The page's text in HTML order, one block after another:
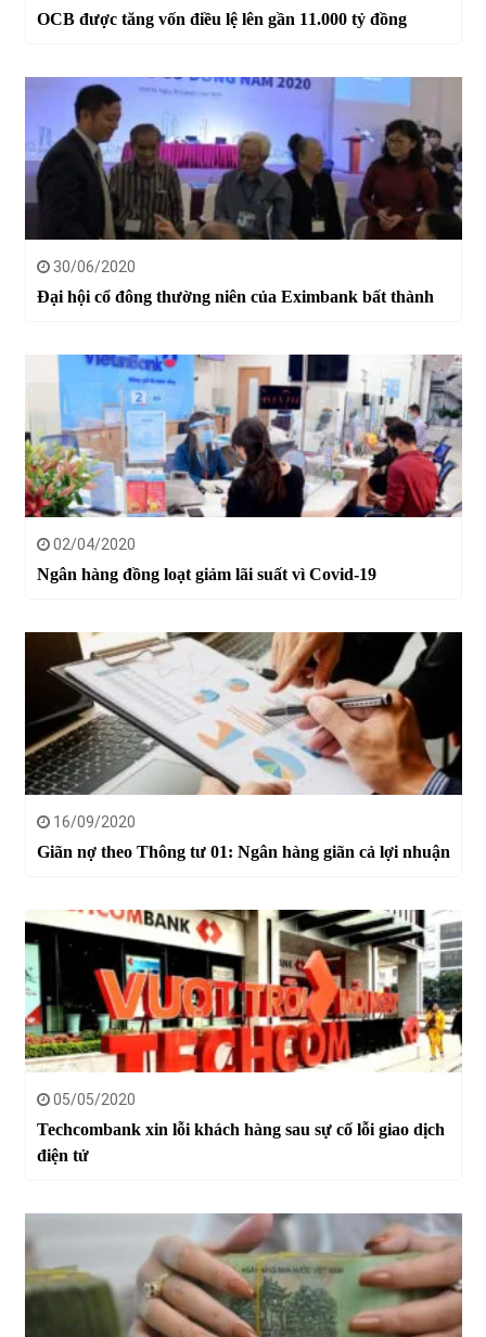
OCB được tăng vốn điều lệ lên gần 11.000 tỷ đồng
30/06/2020
Đại hội cổ đông thường niên của Eximbank bất thành
02/04/2020
Ngân hàng đồng loạt giảm lãi suất vì Covid-19
16/09/2020
Giãn nợ theo Thông tư 01: Ngân hàng giãn cả lợi nhuận
05/05/2020
Techcombank xin lỗi khách hàng sau sự cố lỗi giao dịch
điện tử